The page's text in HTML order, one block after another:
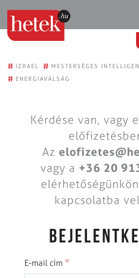
# IZRAEL # MESTERSÉGES
# ENERGIAVÁLSÁG
Kérdése van, vagy
Az
vagy a +36 20
kapcsolatba
E-mail cím *